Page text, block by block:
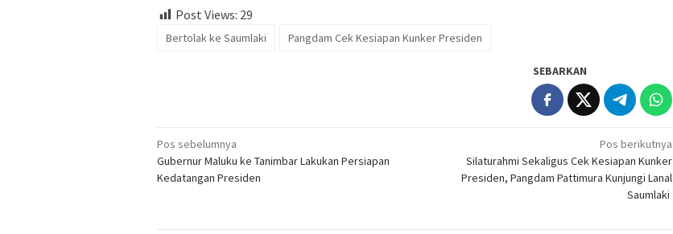
Post Views: 29
Bertolak ke Saumlaki Pangdam Cek Kesiapan Kunker Presiden
SEBARKAN
Navigasi
pos
Pos sebelumnya
Gubernur Maluku ke Tanimbar Lakukan Persiapan
Kedatangan Presiden
Pos berikutnya
Silaturahmi Sekaligus Cek Kesiapan Kunker
Presiden, Pangdam Pattimura Kunjungi Lanal
Saumlaki